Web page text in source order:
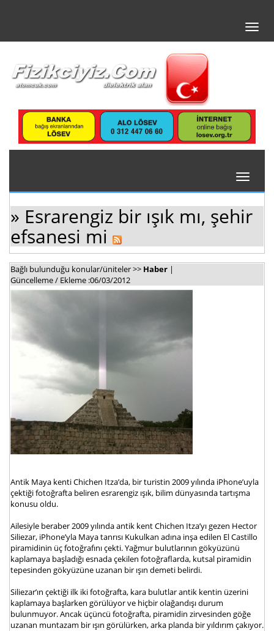
Toggle
» Esrarengiz bir ışık mı, şehir
efsanesi mi
Bağlı bulunduğu konular/üniteler >> Haber |
Güncelleme / Ekleme :06/03/2012
Antik Maya kenti Chichen Itza’da, bir turistin 2009 yılında iPhone’uyla
çektiği fotoğrafta beliren esrarengiz ışık, bilim dünyasında tartışma
konusu oldu.
Ailesiyle beraber 2009 yılında antik kent Chichen Itza’yı gezen Hector
Siliezar, iPhone’yla Maya tanrısı Kukulkan adına inşa edilen El Castillo
piramidinin üç fotoğrafını çekti. Yağmur bulutlarının gökyüzünü
kaplamaya başladığı esnada çekilen fotoğraflarda, kutsal piramidin
tepesinden gökyüzüne uzanan bir ışın demeti belirdi.
Siliezar’ın çektiği ilk iki fotoğrafta, kara bulutlar antik kentin üzerini
kaplamaya başlarken görülüyor ve hiçbir olağandışı durum
bulunmuyor. Ancak üçüncü fotoğrafta, piramidin zirvesinden göğe
uzanan muntazam bir ışın görülürken, arka planda bir yıldırım çakıyor.